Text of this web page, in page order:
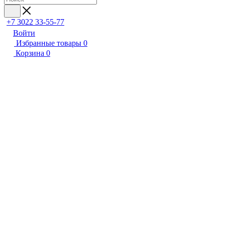
+7 3022 33-55-77
Войти
Избранные товары 0
Корзина 0